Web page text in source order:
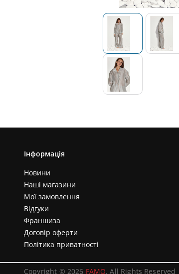
Інформація
Новини
Наші магазини
Мої замовлення
Відгуки
Франшиза
Договір оферти
Політика приватності
Copyright © 2026 FAMO. All Rights Reserved